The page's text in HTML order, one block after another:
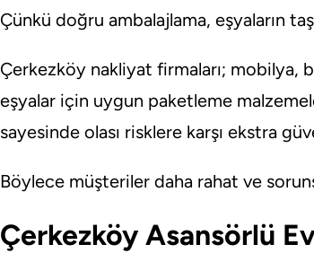
Çünkü doğru ambalajlama, eşyaların
Çerkezköy nakliyat firmaları; mobilya,
eşyalar için uygun paketleme
sayesinde olası risklere karşı ekstra
Böylece müşteriler daha rahat ve
Çerkezköy Asansörlü